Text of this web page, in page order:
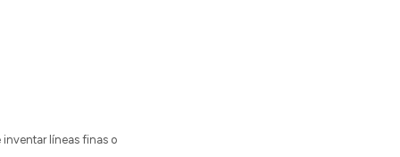
inventar líneas finas o